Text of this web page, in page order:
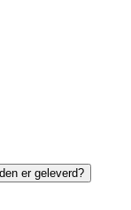
er geleverd?